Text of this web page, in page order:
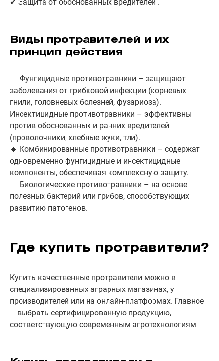
✔ Защита от обоснованных вредителей .
Виды протравителей и их
принцип действия
🔹 Фунгицидные противотравники – защищают
заболевания от грибковой инфекции (корневых
гнили, головневых болезней, фузариоза).
Инсектицидные противотравники – эффективны
против обоснованных и ранних вредителей
(проволочники, хлебные жуки, тли).
🔹 Комбинированные противотравники – содержат
одновременно фунгицидные и инсектицидные
компоненты, обеспечивая комплексную защиту.
🔹 Биологические противотравники – на основе
полезных бактерий или грибов, способствующих
развитию патогенов.
Где купить протравители?
Купить качественные протравители можно в
специализированных аграрных магазинах, у
производителей или на онлайн-платформах. Главное
– выбрать сертифицированную продукцию,
соответствующую современным агротехнологиям.